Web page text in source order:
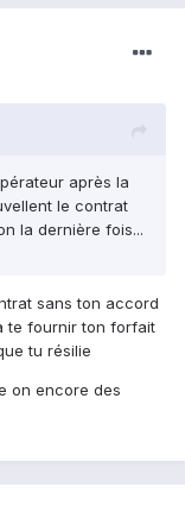
après la
le contrat
la dernière fois...
sans ton accord
te fournir ton forfait
tu résilie
on encore des